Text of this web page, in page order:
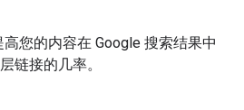
高您的内容在 Google 搜索结果中
链接的几率。